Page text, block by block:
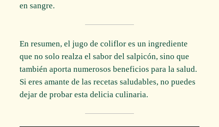
en sangre.
En resumen, el jugo de coliflor es un ingrediente
que no solo realza el sabor del salpicón, sino que
también aporta numerosos beneficios para la salud.
Si eres amante de las recetas saludables, no puedes
dejar de probar esta delicia culinaria.